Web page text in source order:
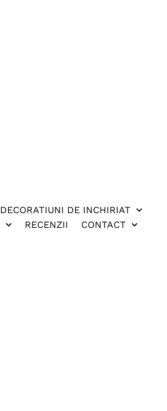
DECORATIUNI DE INCHIRIAT
RECENZII
CONTACT